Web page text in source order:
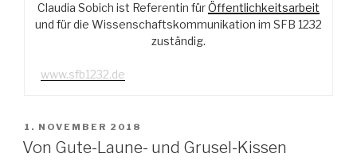
Claudia Sobich ist Referentin fürÖffentlichkeitsarbeit
und für die Wissenschaftskommunikation im SFB 1232
zuständig.
www.sfb1232.de
VERÖFFENTLICHT
AM
1. NOVEMBER 2018
Von Gute-Laune- und Grusel-Kissen